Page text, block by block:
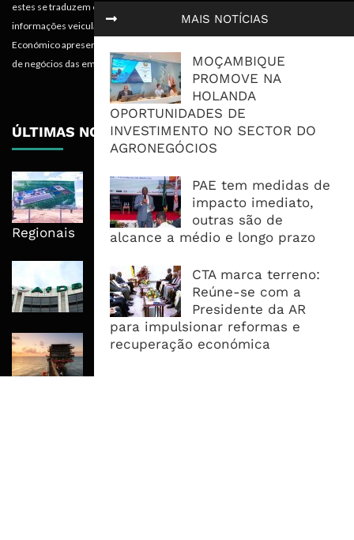
MAIS NOTÍCIAS
MOÇAMBIQUE
PROMOVE NA
HOLANDA
OPORTUNIDADES DE
INVESTIMENTO NO SECTOR DO
AGRONEGÓCIOS
PAE tem medidas de
impacto imediato,
outras são de
alcance a médio e longo prazo
CTA marca terreno:
Reúne-se com a
Presidente da AR
para impulsionar reformas e
recuperação económica
estes se traduzem em mais-valias para quem recebe, acompanha e absorve as
informações veiculadas nos diferentes meios do projecto. Portanto, o
Económico apresenta valências importantes para os objectivos institucionais e
de negócios das empresas.
ÚLTIMAS NOTÍCIAS
Nova Capacidade Cimenteira Coloca
Moçambique No Caminho Da Auto-
Suficiência E Das Exportações
Regionais
AfDB Aprova US$265 Milhões E
Acelera Ligação Da Zâmbia Ao
Corredor Do Lobito
Rovuma LNG Avança Com Selecção